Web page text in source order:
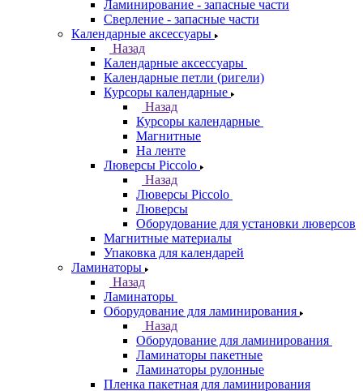
Ламинирование - запасные части
Сверление - запасные части
Календарные аксессуары
Назад
Календарные аксессуары
Календарные петли (ригели)
Курсоры календарные
Назад
Курсоры календарные
Магнитные
На ленте
Люверсы Piccolo
Назад
Люверсы Piccolo
Люверсы
Оборудование для установки люверсов
Магнитные материалы
Упаковка для календарей
Ламинаторы
Назад
Ламинаторы
Оборудование для ламинирования
Назад
Оборудование для ламинирования
Ламинаторы пакетные
Ламинаторы рулонные
Пленка пакетная для ламинирования